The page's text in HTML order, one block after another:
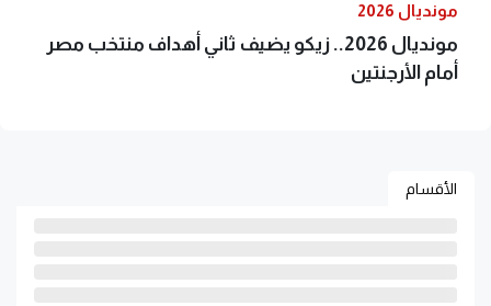
مونديال 2026
مونديال 2026.. زيكو يضيف ثاني أهداف منتخب مصر
أمام الأرجنتين
الأقسام